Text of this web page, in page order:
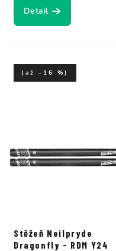
Detail
Stěžeň Neilpryde
Dragonfly - RDM Y24
(až –16 %)